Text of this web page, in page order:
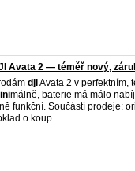
Avata 2 — téměř nový,
djiAvata 2 v perfektním,
málně, baterie má málo
funkční. Součástí prodeje:
o koup ...